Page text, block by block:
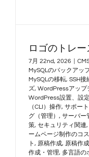
ロゴのトレ
7月 22nd, 2026
MySQLのバックアッ
MySQLの移転, SSH接
ズ, WordPressアップ
WordPress設置、設定
（CLI）操作, サポー
グ（管理） , サーバー
策, セキュリティ関連,
ームページ制作のコ
ト , 原稿作成, 原稿作
作成・管理, 多言語の